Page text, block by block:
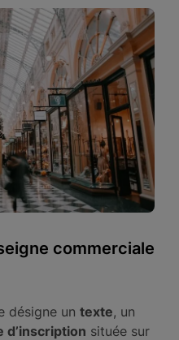
commerciale
désigne un texte, un
située sur